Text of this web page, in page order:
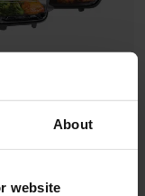
About
website
4.3 (1069)